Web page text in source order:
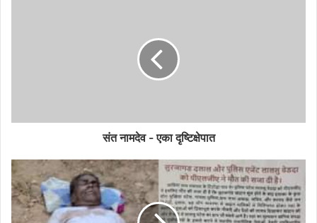
संत नामदेव - एका दृष्टिक्षेपात